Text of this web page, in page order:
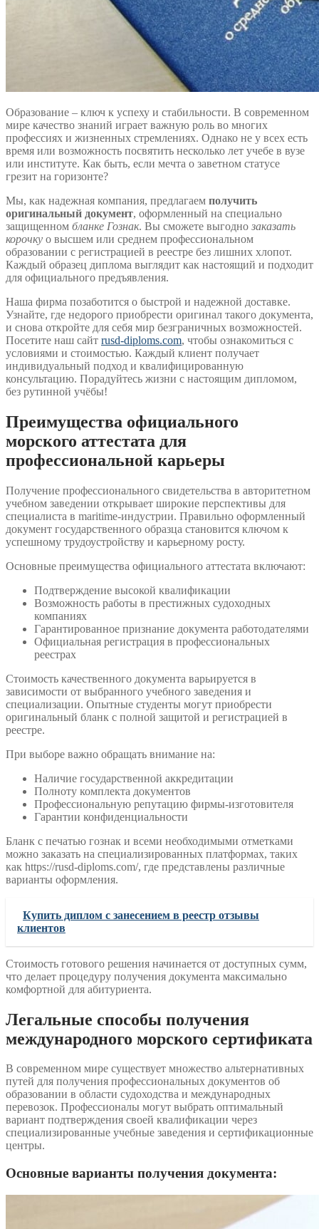
Образование – ключ к успеху и стабильности. В современном
мире качество знаний играет важную роль во многих
профессиях и жизненных стремлениях. Однако не у всех есть
время или возможность посвятить несколько лет учебе в вузе
или институте. Как быть, если мечта о заветном статусе
грезит на горизонте?
Мы, как надежная компания, предлагаем получить
оригинальный документ, оформленный на специально
защищенном бланке Гознак. Вы сможете выгодно заказать
корочку о высшем или среднем профессиональном
образовании с регистрацией в реестре без лишних хлопот.
Каждый образец диплома выглядит как настоящий и подходит
для официального предъявления.
Наша фирма позаботится о быстрой и надежной доставке.
Узнайте, где недорого приобрести оригинал такого документа,
и снова откройте для себя мир безграничных возможностей.
Посетите наш сайт rusd-diploms.com, чтобы ознакомиться с
условиями и стоимостью. Каждый клиент получает
индивидуальный подход и квалифицированную
консультацию. Порадуйтесь жизни с настоящим дипломом,
без рутинной учёбы!
Преимущества официального
морского аттестата для
профессиональной карьеры
Получение профессионального свидетельства в авторитетном
учебном заведении открывает широкие перспективы для
специалиста в maritime-индустрии. Правильно оформленный
документ государственного образца становится ключом к
успешному трудоустройству и карьерному росту.
Основные преимущества официального аттестата включают:
Подтверждение высокой квалификации
Возможность работы в престижных судоходных
компаниях
Гарантированное признание документа работодателями
Официальная регистрация в профессиональных
реестрах
Стоимость качественного документа варьируется в
зависимости от выбранного учебного заведения и
специализации. Опытные студенты могут приобрести
оригинальный бланк с полной защитой и регистрацией в
реестре.
При выборе важно обращать внимание на:
Наличие государственной аккредитации
Полноту комплекта документов
Профессиональную репутацию фирмы-изготовителя
Гарантии конфиденциальности
Бланк с печатью гознак и всеми необходимыми отметками
можно заказать на специализированных платформах, таких
как https://rusd-diploms.com/, где представлены различные
варианты оформления.
Купить диплом с занесением в реестр отзывы
клиентов
Стоимость готового решения начинается от доступных сумм,
что делает процедуру получения документа максимально
комфортной для абитуриента.
Легальные способы получения
международного морского сертификата
В современном мире существует множество альтернативных
путей для получения профессиональных документов об
образовании в области судоходства и международных
перевозок. Профессионалы могут выбрать оптимальный
вариант подтверждения своей квалификации через
специализированные учебные заведения и сертификационные
центры.
Основные варианты получения документа: